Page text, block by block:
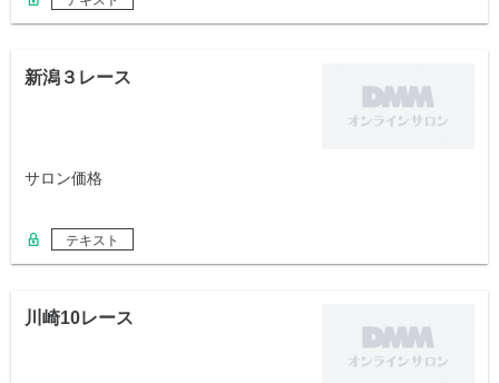
新潟３レース
サロン価格
テキスト
川崎10レース